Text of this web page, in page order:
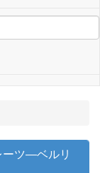
ーツ―ベルリ